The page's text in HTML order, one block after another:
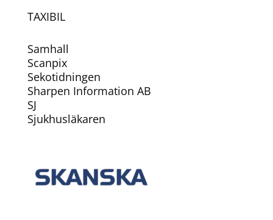
TAXIBIL
Samhall
Scanpix
Sekotidningen
Sharpen Information AB
SJ
Sjukhusläkaren